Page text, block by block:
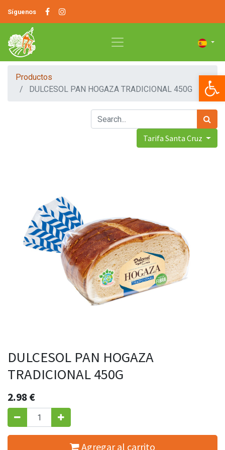
Síguenos
Productos
DULCESOL PAN HOGAZA TRADICIONAL 450G
Tarifa Santa Cruz
DULCESOL PAN HOGAZA
TRADICIONAL 450G
2.98€
Agregar al carrito